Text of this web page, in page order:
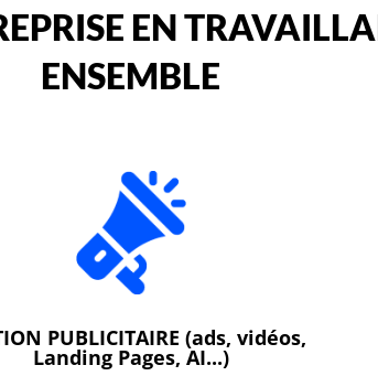
EN
ENSEMBLE
PUBLICITAIRE (ads, vidéos,
Landing Pages, AI...)